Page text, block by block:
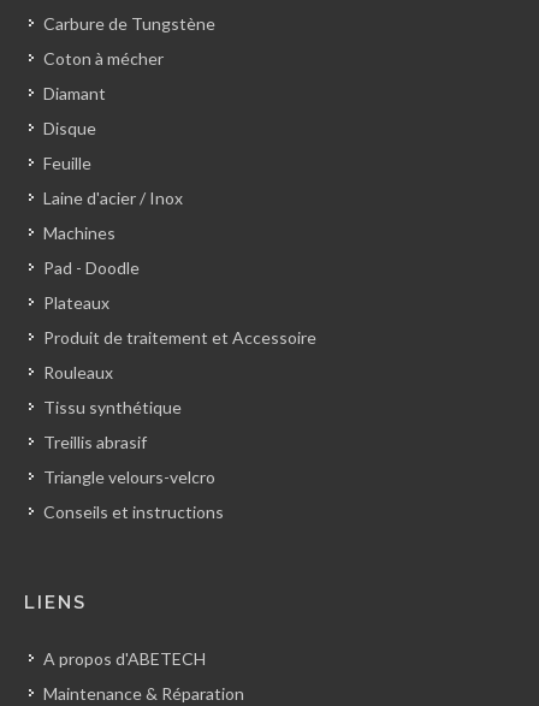
Carbure de Tungstène
Coton à mécher
Diamant
Disque
Feuille
Laine d'acier / Inox
Machines
Pad - Doodle
Plateaux
Produit de traitement et Accessoire
Rouleaux
Tissu synthétique
Treillis abrasif
Triangle velours-velcro
Conseils et instructions
LIENS
A propos d'ABETECH
Maintenance & Réparation